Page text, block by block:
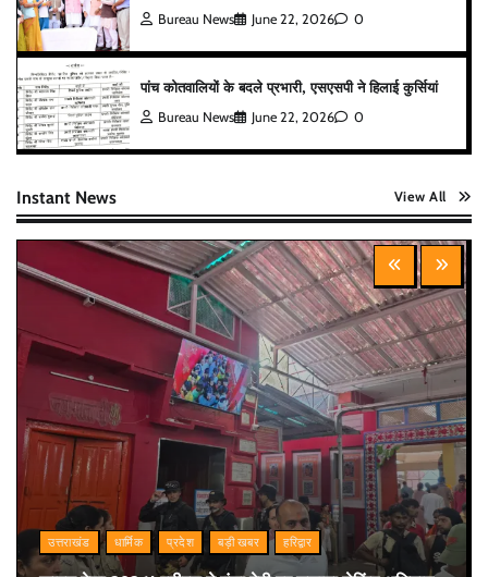
Bureau News June 22, 2026 0
पांच कोतवालियों के बदले प्रभारी, एसएसपी ने हिलाई कुर्सियां
Bureau News June 22, 2026 0
Instant News View All
उत्तराखंड धार्मिक प्रदेश बड़ी खबर हरिद्वार